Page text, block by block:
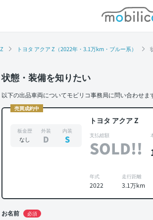
モビリ
Z トヨタ アクア Z（2022年・3.1万km・ブルー系）
状態・装備を知りたい
以下の出品車両についてモビリコ事務局に問い合わせま
売買成約中
トヨタ アクア Z
板金歴
なし
外装
D
内装
S 支払総額
SOLD!!
年式
2022
走行距離
3.1万km
お名前 必須